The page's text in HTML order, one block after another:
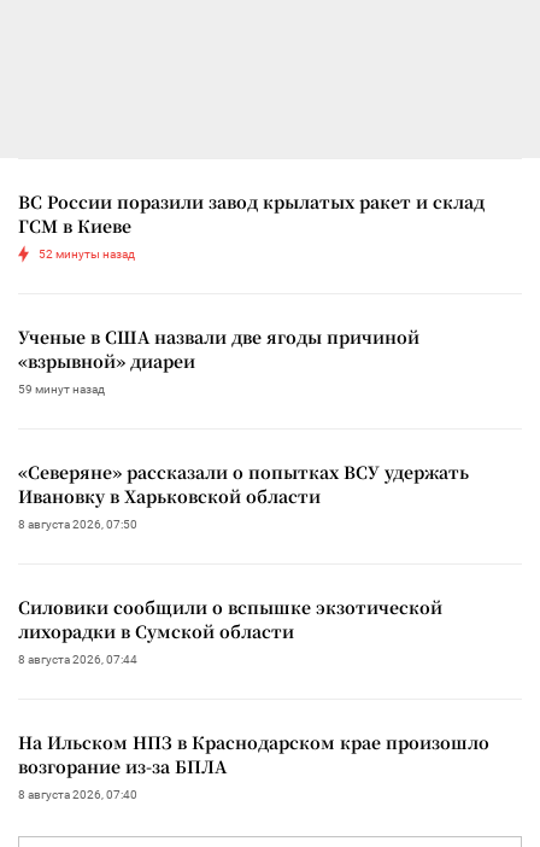
ВС России поразили завод крылатых ракет и склад
ГСМ в Киеве
52 минуты назад
Ученые в США назвали две ягоды причиной
«взрывной» диареи
59 минут назад
«Северяне» рассказали о попытках ВСУ удержать
Ивановку в Харьковской области
8 августа 2026, 07:50
Силовики сообщили о вспышке экзотической
лихорадки в Сумской области
8 августа 2026, 07:44
На Ильском НПЗ в Краснодарском крае произошло
возгорание из-за БПЛА
8 августа 2026, 07:40